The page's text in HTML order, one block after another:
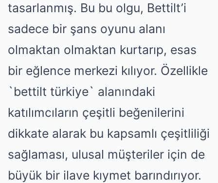
tasarlanmış. Bu bu olgu, Bettilt’i
sadece bir şans oyunu alanı
olmaktan olmaktan kurtarıp, esas
bir eğlence merkezi kılıyor. Özellikle
`bettilt türkiye` alanındaki
katılımcıların çeşitli beğenilerini
dikkate alarak bu kapsamlı çeşitliliği
sağlaması, ulusal müşteriler için de
büyük bir ilave kıymet barındırıyor.